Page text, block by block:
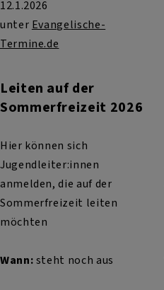
12.1.2026
unter Evangelische-
Termine.de
Leiten auf der
Sommerfreizeit 2026
Hier können sich
Jugendleiter:innen
anmelden, die auf der
Sommerfreizeit leiten
möchten
Wann:steht noch aus